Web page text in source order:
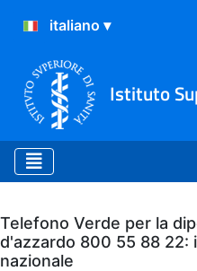
Istituto
Archivio
Telefono Verde per la
d'azzardo 800 55 88 22:
nazionale